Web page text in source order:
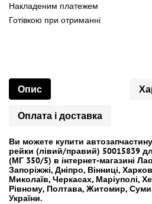
Накладеним платежем
Готівкою при отриманні
Опис
Оплата і доставка
Ви можете купити
рейки (лівий/правий) 50015839
(МГ 350/5) в інтернет-магазині
Запоріжжі, Дніпро, Вінниці,
Миколаїв, Черкасах, Маріуполі,
Рівному, Полтава, Житомир, Суми,
України.